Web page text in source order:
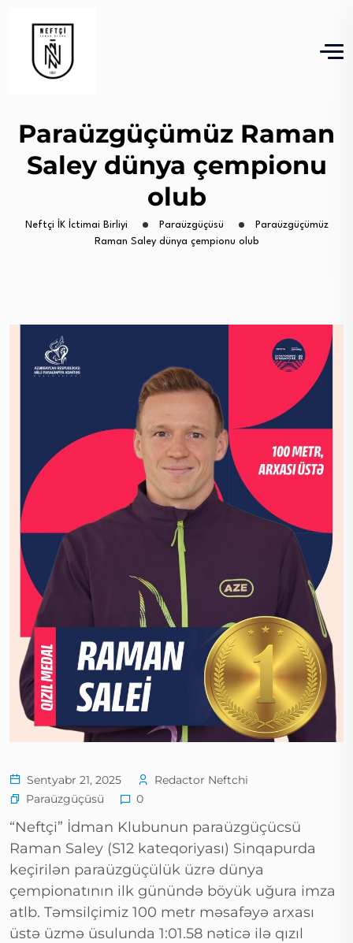
Paraüzgüçümüz Raman
Saley dünya çempionu
olub
Neftçi İK İctimai Birliyi Paraüzgüçüsü
Paraüzgüçümüz
Raman Saley dünya çempionu olub
Sentyabr 21, 2025
Redactor Neftchi
Paraüzgüçüsü
0
“Neftçi” İdman Klubunun paraüzgüçücsü
Raman Saley (S12 kateqoriyası) Sinqapurda
keçirilən paraüzgüçülük üzrə dünya
çempionatının ilk günündə böyük uğura imza
atlb. Təmsilçimiz 100 metr məsafəyə arxası
üstə üzmə üsulunda 1:01.58 nəticə ilə qızıl